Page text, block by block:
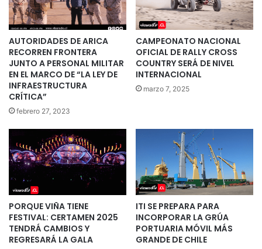
AUTORIDADES DE ARICA
RECORREN FRONTERA
JUNTO A PERSONAL MILITAR
EN EL MARCO DE “LA LEY DE
INFRAESTRUCTURA
CRÍTICA”
febrero 27, 2023
CAMPEONATO NACIONAL
OFICIAL DE RALLY CROSS
COUNTRY SERÁ DE NIVEL
INTERNACIONAL
marzo 7, 2025
PORQUE VIÑA TIENE
FESTIVAL: CERTAMEN 2025
TENDRÁ CAMBIOS Y
REGRESARÁ LA GALA
ITI SE PREPARA PARA
INCORPORAR LA GRÚA
PORTUARIA MÓVIL MÁS
GRANDE DE CHILE